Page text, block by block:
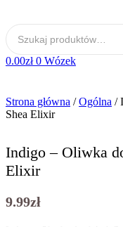
0.00zł 0 Wózek
Strona główna /Ogólna /
Shea Elixir
Indigo – Oliwka
Elixir
9.99zł